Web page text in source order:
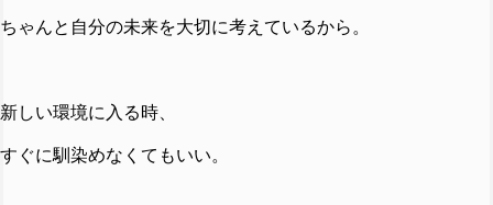
ちゃんと自分の未来を大切に考えているから。
新しい環境に入る時、
すぐに馴染めなくてもいい。